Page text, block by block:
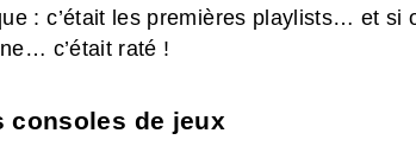
: c’était les premières playlists… et si
c’était raté !
consoles de jeux